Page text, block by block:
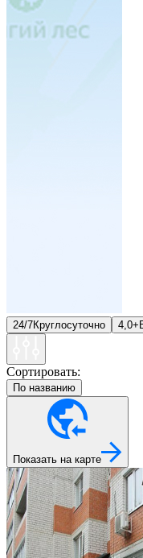
24/7Круглосуточно 4,0+
Сортировать:
По названию
Показать на карте